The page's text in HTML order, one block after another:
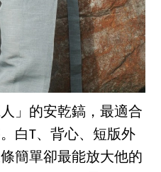
」的安乾鎬，最適合
白T、背心、短版外
簡單卻最能放大他的